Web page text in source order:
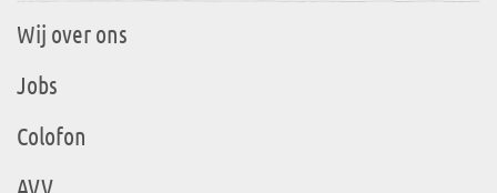
Wij over ons
Jobs
Colofon
AVV